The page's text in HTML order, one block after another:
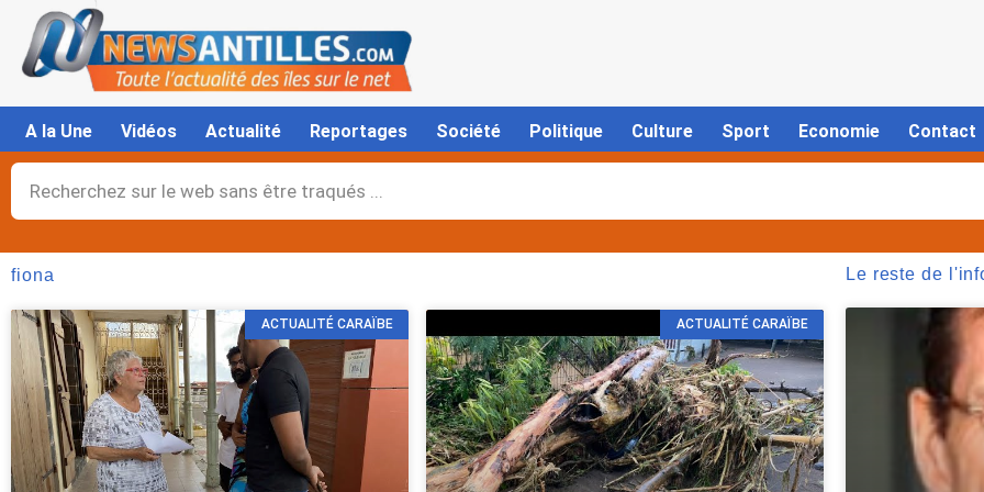
contenu
A la Une Vidéos Actualité Reportages Société Politique Culture Sport Economie Contact
Rechercher
fiona
ACTUALITÉ CARAÏBE ACTUALITÉ CARAÏBE
Le reste de